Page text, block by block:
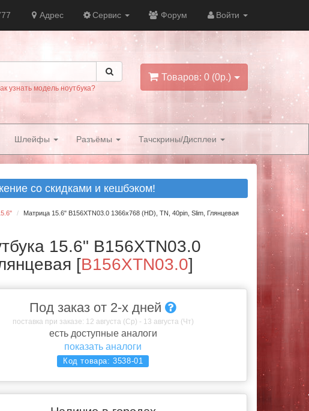
Адрес Сервис Форум Войти
узнать модель ноутбука?
Товаров: 0 (0р.)
Шлейфы Разъёмы Тачскрины/Дисплеи
со скидками и кешбэком!
Матрица 15.6" B156XTN03.0 1366x768 (HD), TN, 40pin, Slim, Глянцевая
15.6" B156XTN03.0
[B156XTN03.0]
Под заказ от 2-х дней
поставка при заказе: 12 августа (Ср) - 13 августа (Чт)
есть доступные аналоги
показать аналоги
Код товара:3538-01